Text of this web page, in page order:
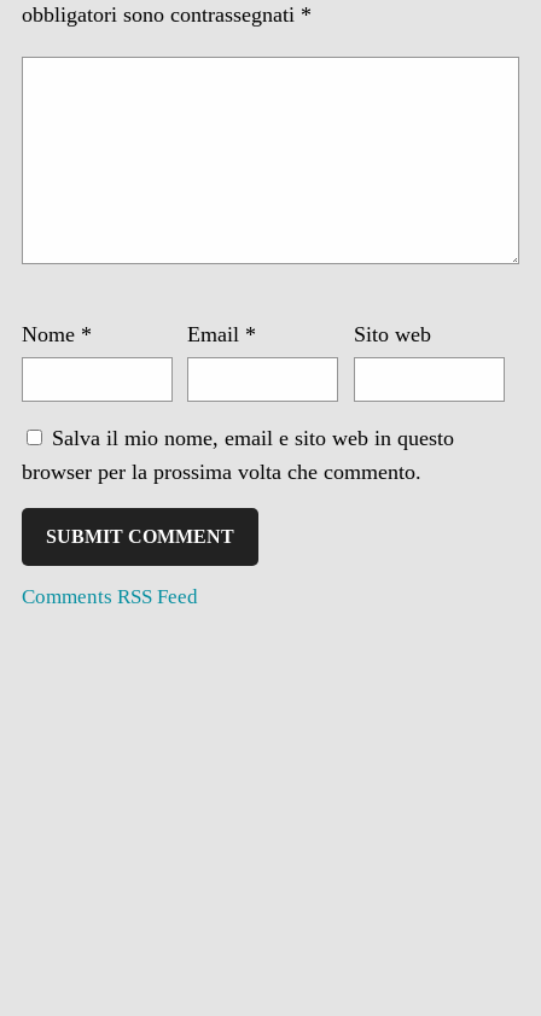
obbligatori sono contrassegnati *
Nome * Email * Sito web
Salva il mio nome, email e sito web in questo
browser per la prossima volta che commento.
Comments RSS Feed